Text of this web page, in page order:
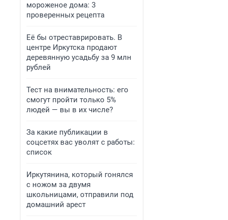
мороженое дома: 3
проверенных рецепта
Её бы отреставрировать. В
центре Иркутска продают
деревянную усадьбу за 9 млн
рублей
Тест на внимательность: его
смогут пройти только 5%
людей — вы в их числе?
За какие публикации в
соцсетях вас уволят с работы:
список
Иркутянина, который гонялся
с ножом за двумя
школьницами, отправили под
домашний арест